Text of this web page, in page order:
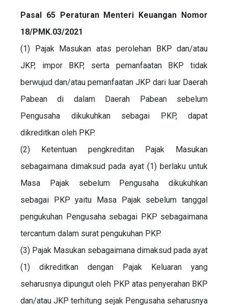
Pasal 65 Peraturan Menteri Keuangan Nomor
18/PMK.03/2021
(1) Pajak Masukan atas perolehan BKP dan/atau
JKP, impor BKP, serta pemanfaatan BKP tidak
berwujud dan/atau pemanfaatan JKP dari luar Daerah
Pabean di dalam Daerah Pabean sebelum
Pengusaha dikukuhkan sebagai PKP, dapat
dikreditkan oleh PKP.
(2) Ketentuan pengkreditan Pajak Masukan
sebagaimana dimaksud pada ayat (1) berlaku untuk
Masa Pajak sebelum Pengusaha dikukuhkan
sebagai PKP yaitu Masa Pajak sebelum tanggal
pengukuhan Pengusaha sebagai PKP sebagaimana
tercantum dalam surat pengukuhan PKP.
(3) Pajak Masukan sebagaimana dimaksud pada ayat
(1) dikreditkan dengan Pajak Keluaran yang
seharusnya dipungut oleh PKP atas penyerahan BKP
dan/atau JKP terhitung sejak Pengusaha seharusnya